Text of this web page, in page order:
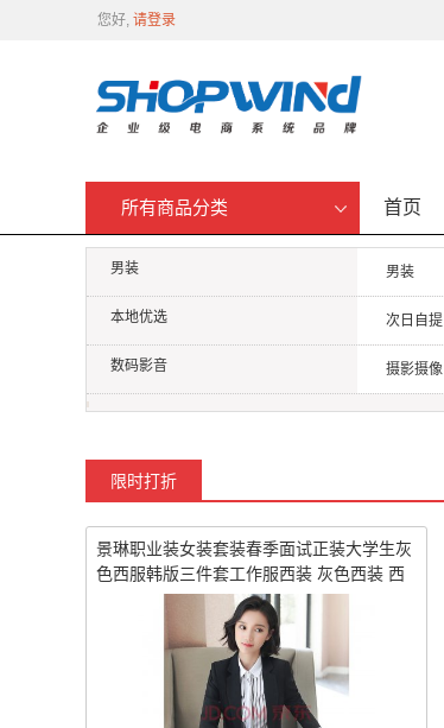
您好, 请登录
所有商品分类 首页
男装 男装
本地优选 次日自提
数码影音 摄影摄像
限时打折
景琳职业装女装套装春季面试正装大学生灰
色西服韩版三件套工作服西装 灰色西装 西